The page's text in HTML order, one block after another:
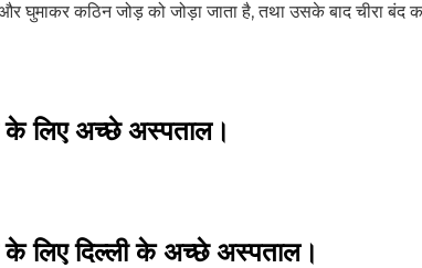
घुमाकर कठिन जोड़ को जोड़ा जाता है, तथा उसके बाद चीरा बंद
के लिए अच्छे अस्पताल।
के लिए दिल्ली के अच्छे अस्पताल।